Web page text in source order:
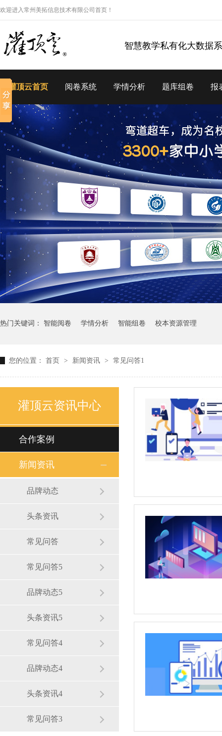
欢迎进入常州美拓信息技术有限公司首页！
智慧教学私有化大数据
灌顶云首页 阅卷系统 学情分析 题库组卷 报
热门关键词： 智能阅卷 学情分析 智能组卷 校本资源管理
您的位置： 首页 > 新闻资讯 > 常见问答1
灌顶云资讯中心
合作案例
新闻资讯
品牌动态
头条资讯
常见问答
常见问答5
品牌动态5
头条资讯5
常见问答4
品牌动态4
头条资讯4
常见问答3